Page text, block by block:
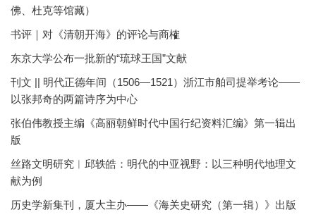
佛、杜克等馆藏）
书评｜对《清朝开海》的评论与商榷
东京大学公布一批新的“琉球王国”文献
刊文 || 明代正德年间（1506—1521）浙江市舶司提举考论——
以张邦奇的两篇诗序为中心
张伯伟教授主编《高丽朝鲜时代中国行纪资料汇编》第一辑出
版
丝路文明研究︱邱轶皓：明代的中亚视野：以三种明代地理文
献为例
历史学新集刊，厦大主办——《海关史研究（第一辑）》出版